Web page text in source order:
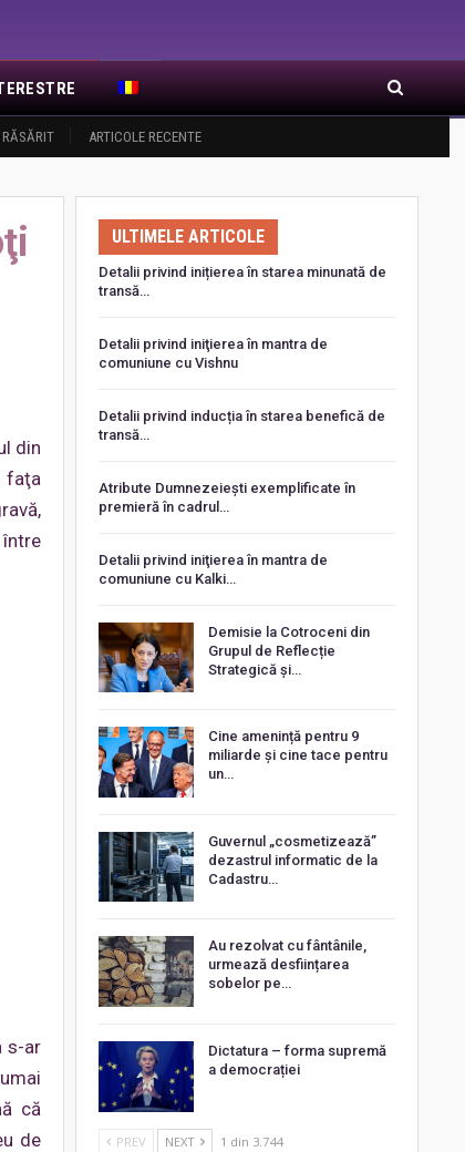
RĂSĂRIT ARTICOLE RECENTE
din
faţa
între
s-ar
că
de
ULTIMELE ARTICOLE
Detalii privind inițierea în starea minunată de
transă…
Detalii privind iniţierea în mantra de
comuniune cu Vishnu
Detalii privind inducția în starea benefică de
transă…
Atribute Dumnezeiești exemplificate în
premieră în cadrul…
Detalii privind iniţierea în mantra de
comuniune cu Kalki…
Demisie la Cotroceni din
Grupul de Reflecție
Strategică și…
Cine amenință pentru 9
miliarde și cine tace pentru
un…
Guvernul „cosmetizează”
dezastrul informatic de la
Cadastru…
Au rezolvat cu fântânile,
urmează desființarea
sobelor pe…
Dictatura – forma supremă
a democrației
PREV NEXT 1 din 3.744